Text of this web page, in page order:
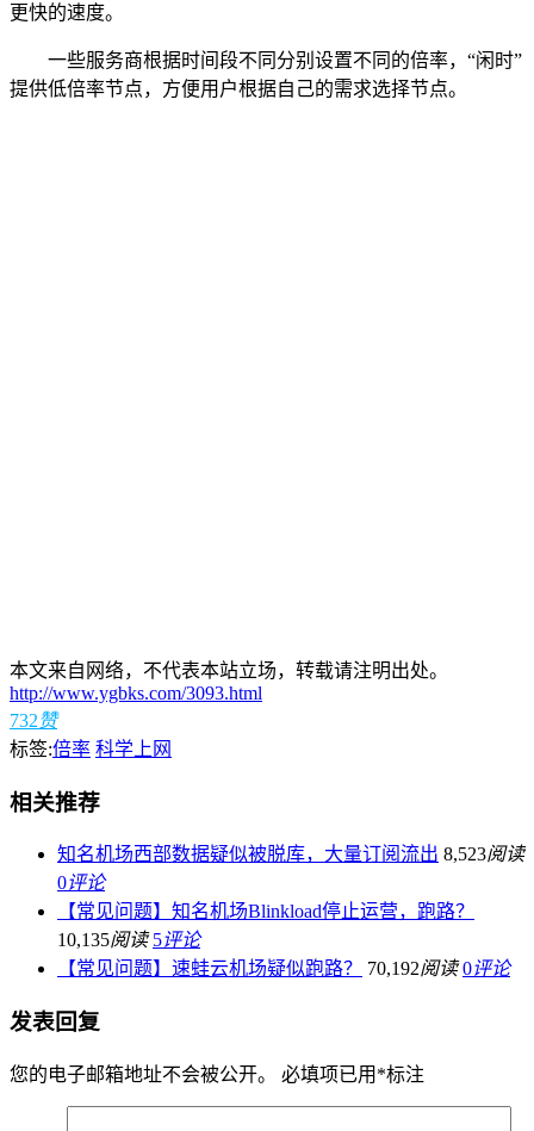
更快的速度。
一些服务商根据时间段不同分别设置不同的倍率，“闲时”
提供低倍率节点，方便用户根据自己的需求选择节点。
本文来自网络，不代表本站立场，转载请注明出处。
http://www.ygbks.com/3093.html
732赞
标签:倍率 科学上网
相关推荐
知名机场西部数据疑似被脱库，大量订阅流出 8,523阅读
0评论
【常见问题】知名机场Blinkload停止运营，跑路？
10,135阅读 5评论
【常见问题】速蛙云机场疑似跑路？
70,192阅读 0评论
发表回复
您的电子邮箱地址不会被公开。 必填项已用 *标注